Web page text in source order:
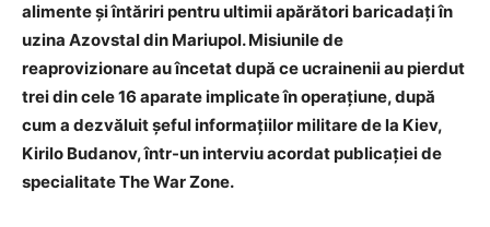
alimente şi întăriri pentru ultimii apărători baricadaţi în
uzina Azovstal din Mariupol. Misiunile de
reaprovizionare au încetat după ce ucrainenii au pierdut
trei din cele 16 aparate implicate în operaţiune, după
cum a dezvăluit şeful informaţiilor militare de la Kiev,
Kirilo Budanov, într-un interviu acordat publicaţiei de
specialitate The War Zone.